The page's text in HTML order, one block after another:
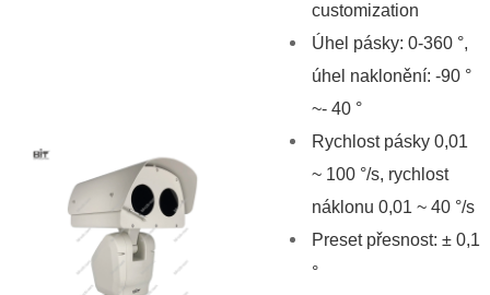
customization
Úhel pásky: 0-360 °,
úhel naklonění: -90 °
~- 40 °
Rychlost pásky 0,01
~ 100 °/s, rychlost
náklonu 0,01 ~ 40 °/s
Preset přesnost: ± 0,1
°